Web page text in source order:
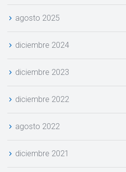
agosto 2025
diciembre 2024
diciembre 2023
diciembre 2022
agosto 2022
diciembre 2021